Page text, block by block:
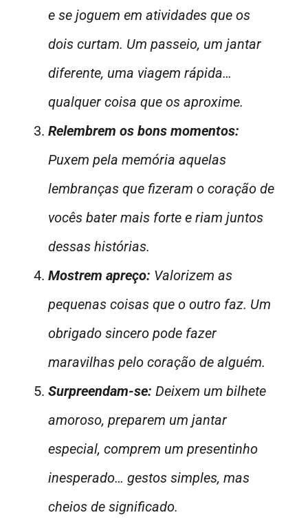
e se joguem em atividades que os
dois curtam. Um passeio, um jantar
diferente, uma viagem rápida…
qualquer coisa que os aproxime.
Relembrem os bons momentos:
Puxem pela memória aquelas
lembranças que fizeram o coração de
vocês bater mais forte e riam juntos
dessas histórias.
Mostrem apreço: Valorizem as
pequenas coisas que o outro faz. Um
obrigado sincero pode fazer
maravilhas pelo coração de alguém.
Surpreendam-se: Deixem um bilhete
amoroso, preparem um jantar
especial, comprem um presentinho
inesperado… gestos simples, mas
cheios de significado.